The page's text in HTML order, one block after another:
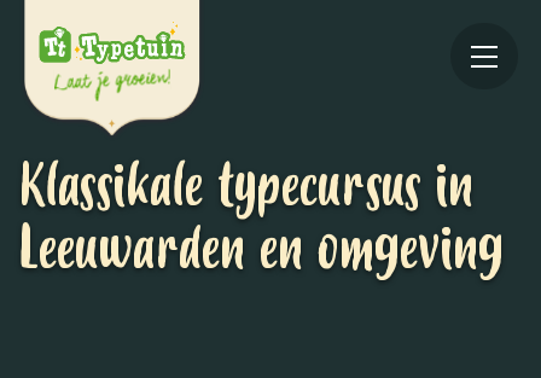
Klassikale typecursus in
Leeuwarden en omgeving